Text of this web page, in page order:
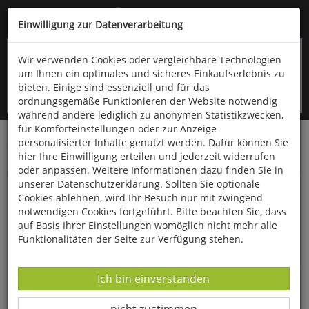
Kompletten Head der Seite überspringen
oder (06766) 9323-960
Startseite Bücher Downloads
Zeitschriften
Der Falke
Beobachtungstipp Der Eich-Gimbsheimer
Altrhein in Rheinland-Pfalz
Einwilligung zur Datenverarbeitung
Wir verwenden Cookies oder vergleichbare Technologien
um Ihnen ein optimales und sicheres Einkaufserlebnis zu
bieten. Einige sind essenziell und für das
ordnungsgemäße Funktionieren der Website notwendig
während andere lediglich zu anonymen Statistikzwecken,
für Komforteinstellungen oder zur Anzeige
personalisierter Inhalte genutzt werden. Dafür können Sie
hier Ihre Einwilligung erteilen und jederzeit widerrufen
oder anpassen. Weitere Informationen dazu finden Sie in
unserer Datenschutzerklärung. Sollten Sie optionale
Cookies ablehnen, wird Ihr Besuch nur mit zwingend
notwendigen Cookies fortgeführt. Bitte beachten Sie, dass
auf Basis Ihrer Einstellungen womöglich nicht mehr alle
Funktionalitäten der Seite zur Verfügung stehen.
Datenverarbeitung -
Ich bin einverstanden